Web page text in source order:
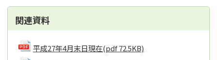
関連資料
平成27年4月末日現在(pdf 72.5KB)